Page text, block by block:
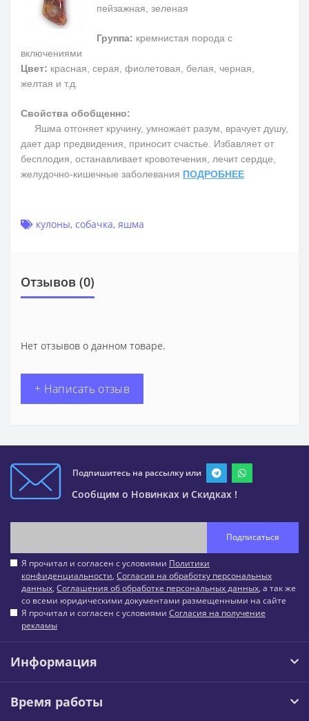
пейзажная, зеленая
Группа: кремнистая порода с
включениями
Цвет: красная, серая, фиолетовая, белая, черная,
желтая и т.д.
Свойства обобщенно:
Яшма отгоняет кручину, умножает разум, врачует душу,
дает дар предвидения, приносит счастье. Избавляет от
бесплодия, останавливает кровотечения, лечит сердце,
желудочно-кишечные заболевания ПОДРОБНЕЕ
кулоны, собачка, яшма
Отзывов (0)
Нет отзывов о данном товаре.
+ Написать отзыв
Подпишитесь на рассылку или
Сообщим о Новинках и Скидках !
Подписаться
Я прочитал и согласен с условиями Политики
конфиденциальности, Согласия на обработку персональных
данных, Соглашения об обработке персональных данных, а так же
со всеми юридическими документами размещенными на сайте
Я прочитал и согласен с условиями Согласия на получение
рекламы
Информация
Время работы